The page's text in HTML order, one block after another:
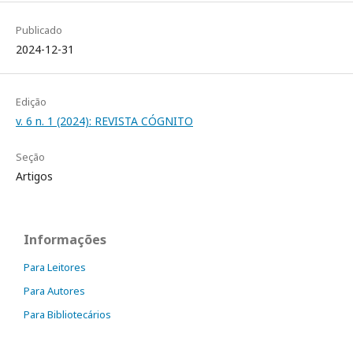
Publicado
2024-12-31
Edição
v. 6 n. 1 (2024): REVISTA CÓGNITO
Seção
Artigos
Informações
Para Leitores
Para Autores
Para Bibliotecários